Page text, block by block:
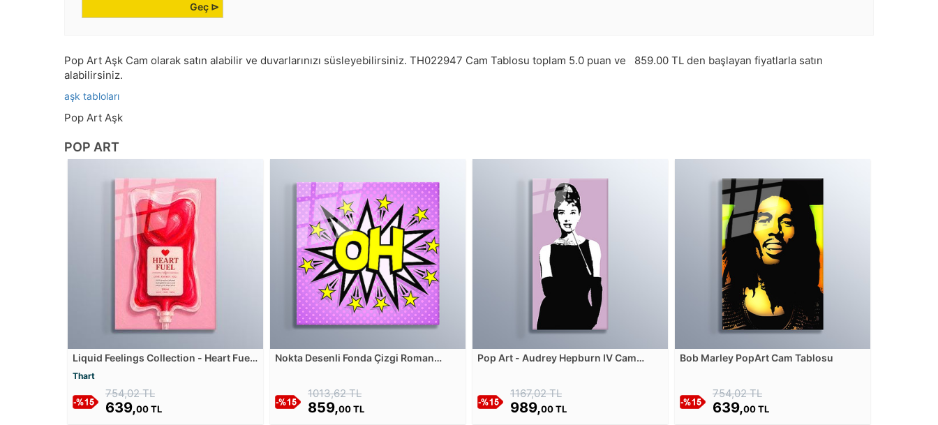
Geç ⊳
Pop Art Aşk Cam olarak satın alabilir ve duvarlarınızı süsleyebilirsiniz. TH022947 Cam Tablosu toplam 5.0 puan ve 859.00 TL den başlayan fiyatlarla satın
alabilirsiniz.
aşk tabloları
Pop Art Aşk
POP ART
Liquid Feelings Collection - Heart Fuel
Thart
754,02 TL
639,00 TL
Nokta Desenli Fonda Çizgi Roman
1013,62 TL
859,00 TL
Pop Art - Audrey Hepburn IV Cam
1167,02 TL
989,00 TL
Bob Marley PopArt Cam Tablosu
754,02 TL
639,00 TL